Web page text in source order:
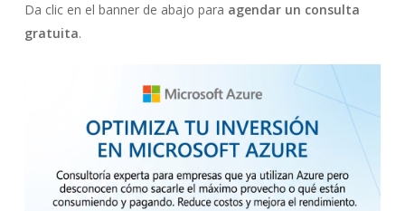
Da clic en el banner de abajo para agendar un consulta
gratuita.